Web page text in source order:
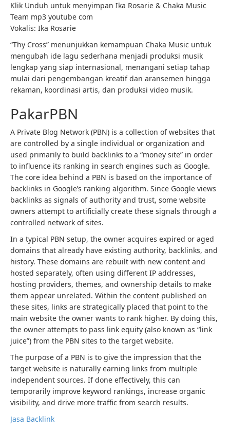
Klik Unduh untuk menyimpan Ika Rosarie & Chaka Music
Team mp3 youtube com
Vokalis: Ika Rosarie
“Thy Cross” menunjukkan kemampuan Chaka Music untuk
mengubah ide lagu sederhana menjadi produksi musik
lengkap yang siap internasional, menangani setiap tahap
mulai dari pengembangan kreatif dan aransemen hingga
rekaman, koordinasi artis, dan produksi video musik.
PakarPBN
A Private Blog Network (PBN) is a collection of websites that
are controlled by a single individual or organization and
used primarily to build backlinks to a “money site” in order
to influence its ranking in search engines such as Google.
The core idea behind a PBN is based on the importance of
backlinks in Google’s ranking algorithm. Since Google views
backlinks as signals of authority and trust, some website
owners attempt to artificially create these signals through a
controlled network of sites.
In a typical PBN setup, the owner acquires expired or aged
domains that already have existing authority, backlinks, and
history. These domains are rebuilt with new content and
hosted separately, often using different IP addresses,
hosting providers, themes, and ownership details to make
them appear unrelated. Within the content published on
these sites, links are strategically placed that point to the
main website the owner wants to rank higher. By doing this,
the owner attempts to pass link equity (also known as “link
juice”) from the PBN sites to the target website.
The purpose of a PBN is to give the impression that the
target website is naturally earning links from multiple
independent sources. If done effectively, this can
temporarily improve keyword rankings, increase organic
visibility, and drive more traffic from search results.
Jasa Backlink